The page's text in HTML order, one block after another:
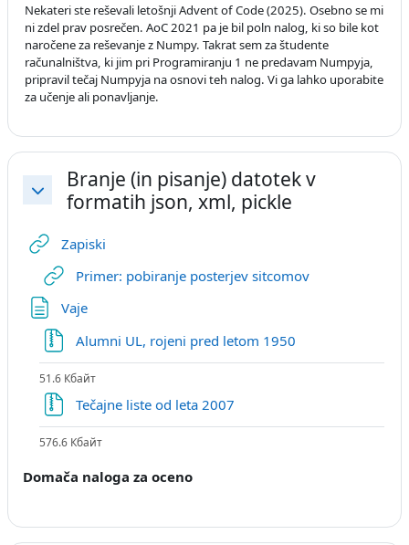
Nekateri ste reševali letošnji Advent of Code (2025). Osebno se mi
ni zdel prav posrečen. AoC 2021 pa je bil poln nalog, ki so bile kot
naročene za reševanje z Numpy. Takrat sem za študente
računalništva, ki jim pri Programiranju 1 ne predavam Numpyja,
pripravil tečaj Numpyja na osnovi teh nalog. Vi ga lahko uporabite
za učenje ali ponavljanje.
Свернуть
Branje (in pisanje) datotek v
formatih json, xml, pickle
ZapiskiГиперссылка
Primer: pobiranje posterjev sitcomovГиперссылка
VajeСтраница
Alumni UL, rojeni pred letom 1950
51.6 Кбайт
Tečajne liste od leta 2007
576.6 Кбайт
Domača naloga za oceno